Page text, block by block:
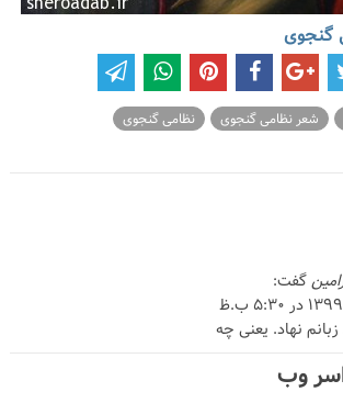
گنجوی
شعر نظامی گنجوی نظامی گنجوی
گفت:
نهاد. یعنی چه
وب